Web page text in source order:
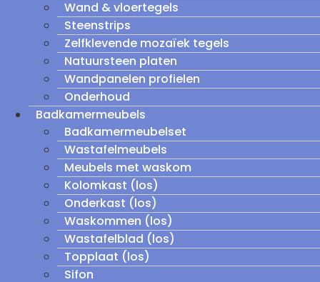
Wand & vloertegels
Steenstrips
Zelfklevende mozaïek tegels
Natuursteen platen
Wandpanelen profielen
Onderhoud
Badkamermeubels
Badkamermeubelset
Wastafelmeubels
Meubels met waskom
Kolomkast (los)
Onderkast (los)
Waskommen (los)
Wastafelblad (los)
Topplaat (los)
Sifon